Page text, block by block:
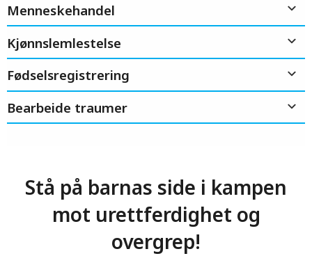
Menneskehandel
Kjønnslemlestelse
Fødselsregistrering
Bearbeide traumer
Stå på barnas side i kampen
mot urettferdighet og
overgrep!